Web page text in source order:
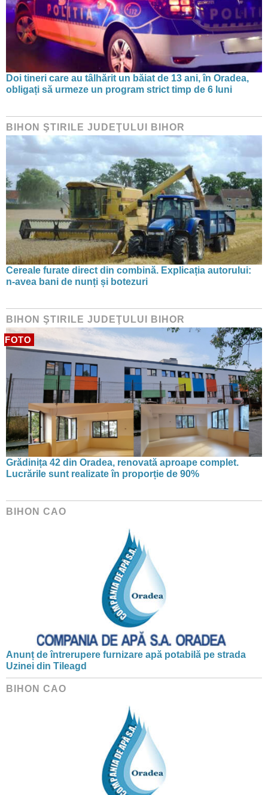
Doi tineri care au tâlhărit un băiat de 13 ani, în Oradea,
obligați să urmeze un program strict timp de 6 luni
BIHON ŞTIRILE JUDEŢULUI BIHOR
Cereale furate direct din combină. Explicația autorului:
n-avea bani de nunți și botezuri
BIHON ŞTIRILE JUDEŢULUI BIHOR
FOTO
Grădinița 42 din Oradea, renovată aproape complet.
Lucrările sunt realizate în proporție de 90%
BIHON CAO
Anunț de întrerupere furnizare apă potabilă pe strada
Uzinei din Tileagd
BIHON CAO